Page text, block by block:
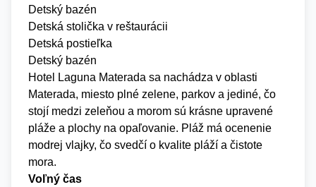
Detský bazén
Detská stolička v reštaurácii
Detská postieľka
Detský bazén
Hotel Laguna Materada sa nachádza v oblasti
Materada, miesto plné zelene, parkov a jediné, čo
stojí medzi zeleňou a morom sú krásne upravené
pláže a plochy na opaľovanie. Pláž má ocenenie
modrej vlajky, čo svedčí o kvalite pláží a čistote
mora.
Voľný čas